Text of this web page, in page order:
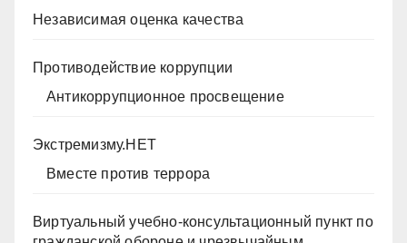
Независимая оценка качества
Противодействие коррупции
Антикоррупционное просвещение
Экстремизму.НЕТ
Вместе против террора
Виртуальный учебно-консультационный пункт по